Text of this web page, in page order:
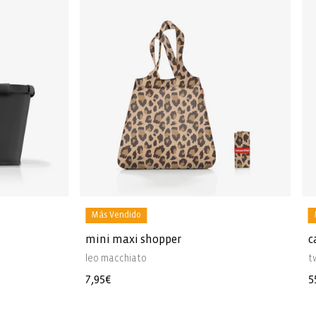
Más Vendido
mini maxi shopper
leo macchiato
Precio
7,95€